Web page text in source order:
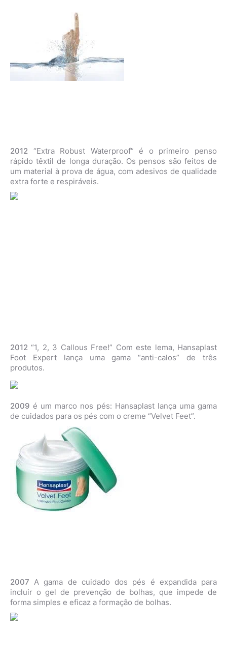
2012 “Extra Robust Waterproof” é o primeiro penso
rápido têxtil de longa duração. Os pensos são feitos de
um material à prova de água, com adesivos de qualidade
extra forte e respiráveis.
2012 “1, 2, 3 Callous Free!” Com este lema, Hansaplast
Foot Expert lança uma gama “anti-calos” de três
produtos.
2009 é um marco nos pés: Hansaplast lança uma gama
de cuidados para os pés com o creme “Velvet Feet”.
2007 A gama de cuidado dos pés é expandida para
incluir o gel de prevenção de bolhas, que impede de
forma simples e eficaz a formação de bolhas.